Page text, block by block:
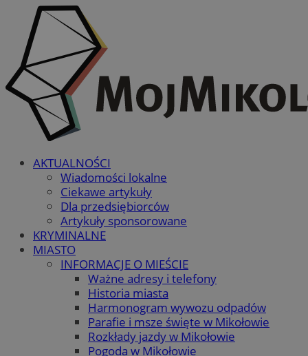
AKTUALNOŚCI
Wiadomości lokalne
Ciekawe artykuły
Dla przedsiębiorców
Artykuły sponsorowane
KRYMINALNE
MIASTO
INFORMACJE O MIEŚCIE
Ważne adresy i telefony
Historia miasta
Harmonogram wywozu odpadów
Parafie i msze święte w Mikołowie
Rozkłady jazdy w Mikołowie
Pogoda w Mikołowie